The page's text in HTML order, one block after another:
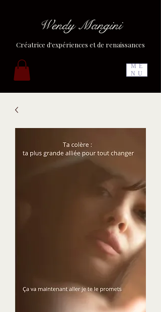
ME
NU
Wendy Mangini
Créatrice d'expériences et de renaissances